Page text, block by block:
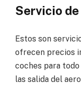
Servicio
Estos son
ofrecen precios
coches para
las salida del